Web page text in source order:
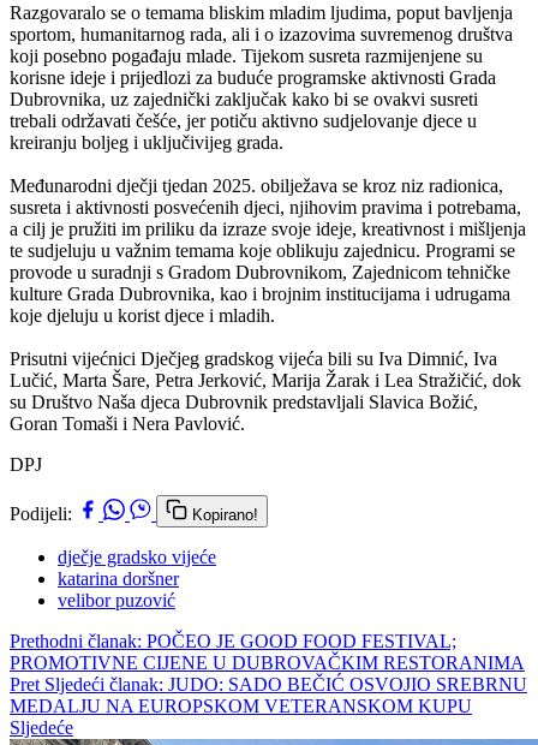
Razgovaralo se o temama bliskim mladim ljudima, poput bavljenja
sportom, humanitarnog rada, ali i o izazovima suvremenog društva
koji posebno pogađaju mlade. Tijekom susreta razmijenjene su
korisne ideje i prijedlozi za buduće programske aktivnosti Grada
Dubrovnika, uz zajednički zaključak kako bi se ovakvi susreti
trebali održavati češće, jer potiču aktivno sudjelovanje djece u
kreiranju boljeg i uključivijeg grada.
Međunarodni dječji tjedan 2025. obilježava se kroz niz radionica,
susreta i aktivnosti posvećenih djeci, njihovim pravima i potrebama,
a cilj je pružiti im priliku da izraze svoje ideje, kreativnost i mišljenja
te sudjeluju u važnim temama koje oblikuju zajednicu. Programi se
provode u suradnji s Gradom Dubrovnikom, Zajednicom tehničke
kulture Grada Dubrovnika, kao i brojnim institucijama i udrugama
koje djeluju u korist djece i mladih.
Prisutni vijećnici Dječjeg gradskog vijeća bili su Iva Dimnić, Iva
Lučić, Marta Šare, Petra Jerković, Marija Žarak i Lea Stražičić, dok
su Društvo Naša djeca Dubrovnik predstavljali Slavica Božić,
Goran Tomaši i Nera Pavlović.
DPJ
Podijeli: Kopirano!
dječje gradsko vijeće
katarina doršner
velibor puzović
Prethodni članak: POČEO JE GOOD FOOD FESTIVAL;
PROMOTIVNE CIJENE U DUBROVAČKIM RESTORANIMA
Pret Sljedeći članak: JUDO: SADO BEČIĆ OSVOJIO SREBRNU
MEDALJU NA EUROPSKOM VETERANSKOM KUPU
Sljedeće